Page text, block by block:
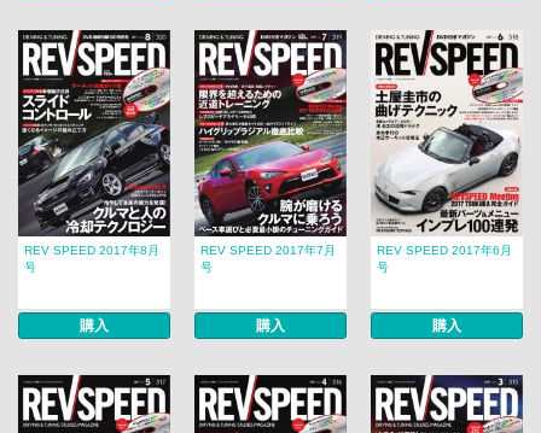
REV SPEED 2017年8月
号
購入
REV SPEED 2017年7月
号
購入
REV SPEED 2017年6月
号
購入